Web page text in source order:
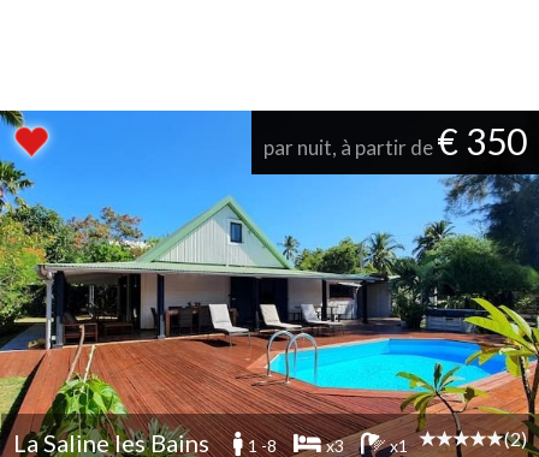
par nuit, à partir de€ 350
La Saline les Bains 1 -8 x3 x1 (2)